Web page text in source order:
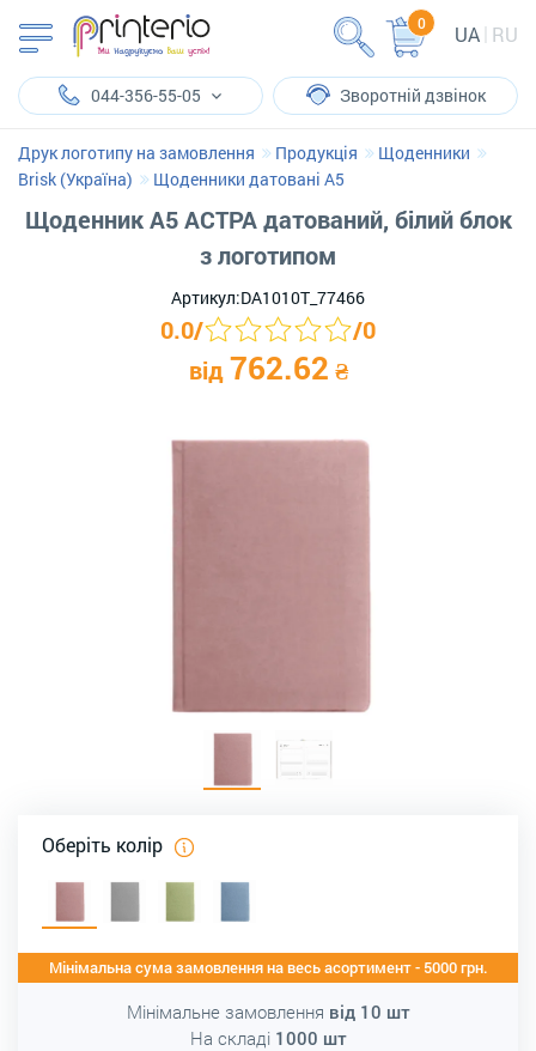
UA RU
0
044-356-55-05 Зворотній дзвінок
Друк логотипу на замовлення Продукція
Щоденники
Brisk (Україна)
Щоденники датовані А5
Щоденник А5 АСТРА датований, білий блок
з логотипом
Артикул:DA1010T_77466
0.0/ /0
від762.62 ₴
Оберіть колір
Мінімальна сума замовлення на весь асортимент - 5000 грн.
Мінімальне замовлення від 10 шт
На складі 1000 шт